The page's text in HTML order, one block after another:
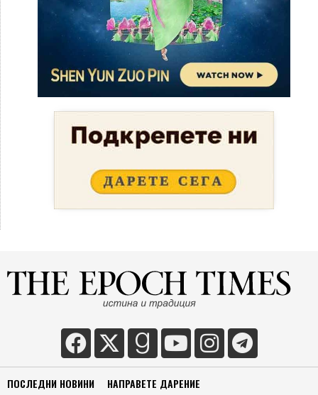
ПОСЛЕДНИ НОВИНИ НАПРАВЕТЕ ДАРЕНИЕ